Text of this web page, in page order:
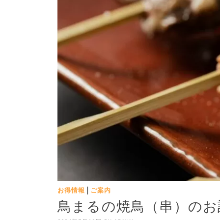
お得情報 | ご案内
鳥まるの焼鳥（串）の